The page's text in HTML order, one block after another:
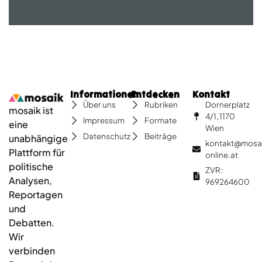
mosaik ist
eine
unabhängige
Plattform für
politische
Analysen,
Reportagen
und
Debatten.
Wir
verbinden
Informationen
Über uns
Impressum
Datenschutz
Entdecken
Rubriken
Formate
Beiträge
Kontakt
Dornerplatz
4/1, 1170
Wien
online.at
ZVR:
969264600